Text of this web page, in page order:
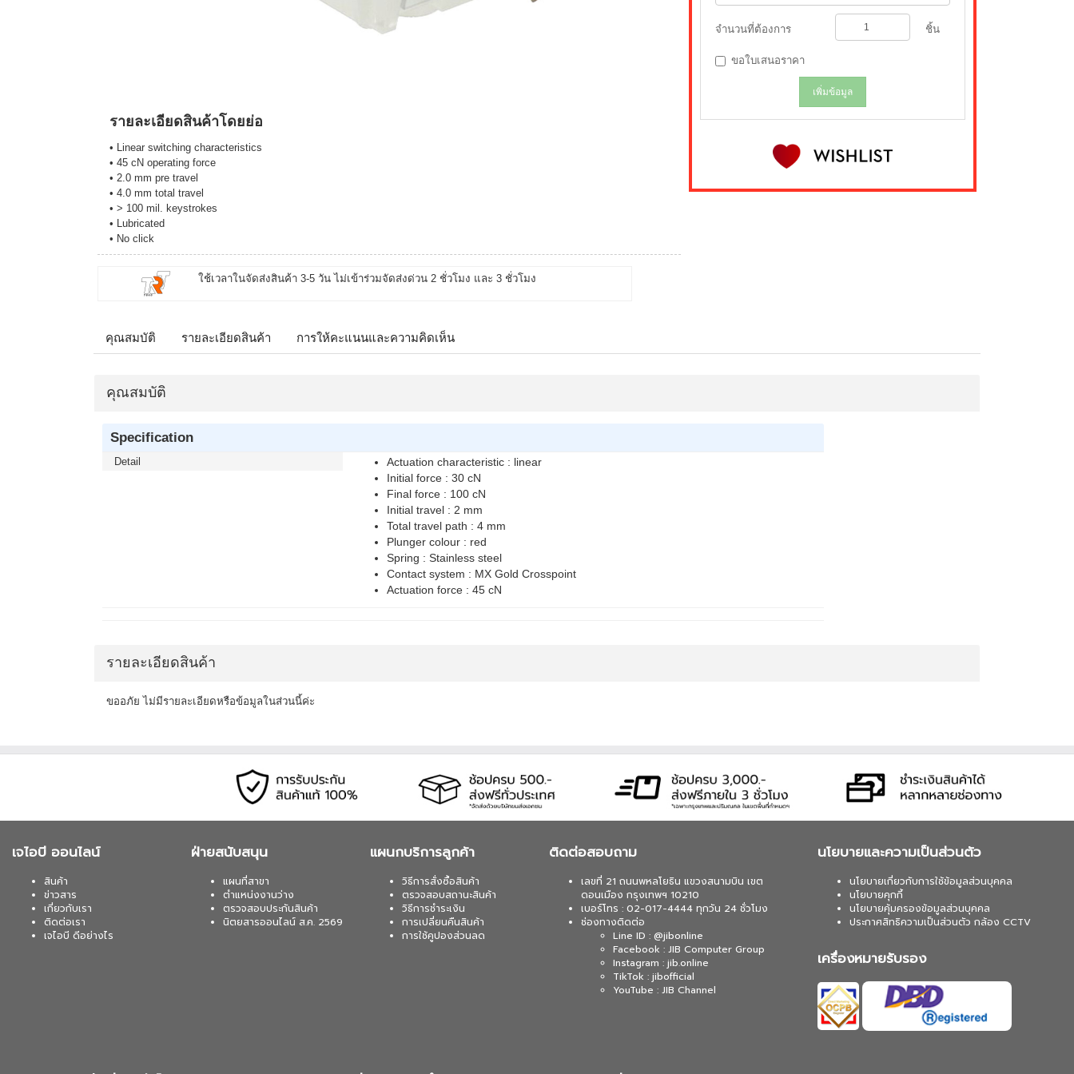
รายละเอียดสินค้าโดยย่อ
• Linear switching characteristics
• 45 cN operating force
• 2.0 mm pre travel
• 4.0 mm total travel
• > 100 mil. keystrokes
• Lubricated
• No click
ใช้เวลาในจัดส่งสินค้า 3-5 วัน ไม่เข้าร่วมจัดส่งด่วน 2 ชั่วโมง และ 3 ชั่วโมง
จำนวนที่ต้องการ ชิ้น
ขอใบเสนอราคา
เพิ่มข้อมูล
คุณสมบัติ รายละเอียดสินค้า การให้คะแนนและความคิดเห็น
คุณสมบัติ
Specification
Detail
Actuation characteristic : linear
Initial force : 30 cN
Final force : 100 cN
Initial travel : 2 mm
Total travel path : 4 mm
Plunger colour : red
Spring : Stainless steel
Contact system : MX Gold Crosspoint
Actuation force : 45 cN
รายละเอียดสินค้า
ขออภัย ไม่มีรายละเอียดหรือข้อมูลในส่วนนี้ค่ะ
เจไอบี ออนไลน์
สินค้า
ข่าวสาร
เกี่ยวกับเรา
ติดต่อเรา
เจไอบี ดีอย่างไร
ฝ่ายสนับสนุน
แผนที่สาขา
ตำแหน่งงานว่าง
ตรวจสอบประกันสินค้า
นิตยสารออนไลน์ ส.ค. 2569
แผนกบริการลูกค้า
วิธีการสั่งซื้อสินค้า
ตรวจสอบสถานะสินค้า
วิธีการชำระเงิน
การเปลี่ยนคืนสินค้า
การใช้คูปองส่วนลด
ติดต่อสอบถาม
เลขที่ 21 ถนนพหลโยธิน แขวงสนามบิน เขต
ดอนเมือง กรุงเทพฯ 10210
เบอร์โทร : 02-017-4444 ทุกวัน 24 ชั่วโมง
ช่องทางติดต่อ
Line ID : @jibonline
Facebook : JIB Computer Group
Instagram : jib.online
TikTok : jibofficial
YouTube : JIB Channel
นโยบายและความเป็นส่วนตัว
นโยบายเกี่ยวกับการใช้ข้อมูลส่วนบุคคล
นโยบายคุกกี้
นโยบายคุ้มครองข้อมูลส่วนบุคคล
ประกาศสิทธิความเป็นส่วนตัว กล้อง CCTV
เครื่องหมายรับรอง